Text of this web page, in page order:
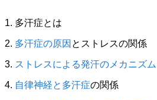
多汗症とは
多汗症の原因 とストレスの関係
ストレスによる発汗のメカニズム
自律神経と多汗症の関係